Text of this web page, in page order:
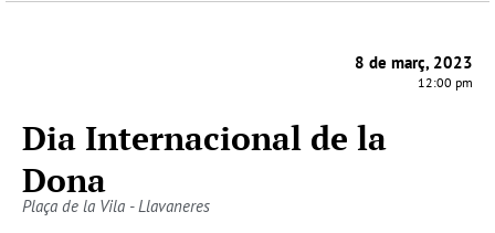
8 de març, 2023
12:00 pm
Dia Internacional de la
Dona
Plaça de la Vila - Llavaneres